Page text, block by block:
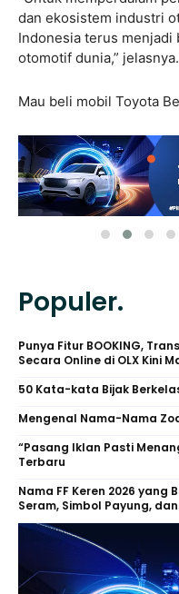
dan ekosistem industri
Indonesia terus
otomotif dunia,” jelasnya.
Mau beli mobil Toyota
Populer.
Punya Fitur BOOKING,
Secara Online di OLX Kini
50 Kata-kata Bijak
Mengenal Nama-Nama
“Pasang Iklan Pasti
Terbaru
Nama FF Keren 2026 yang
Seram, Simbol Payung,